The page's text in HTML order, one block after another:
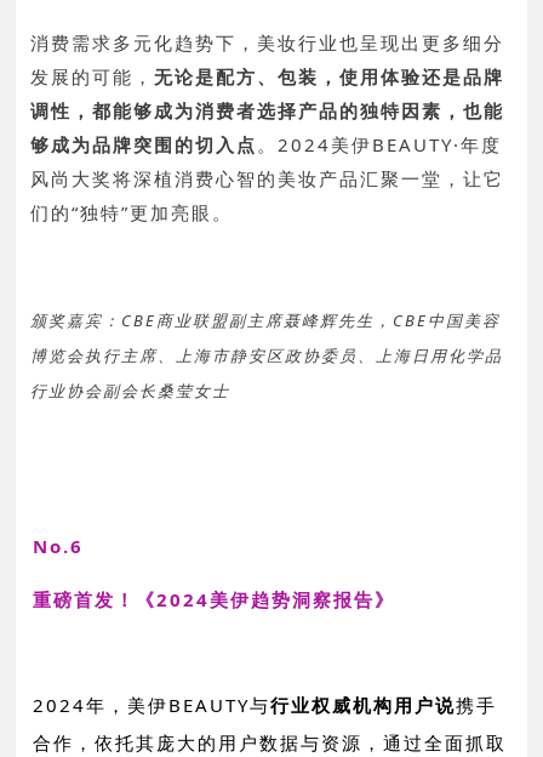
消费需求多元化趋势下，美妆行业也呈现出更多细分
发展的可能，无论是配方、包装，使用体验还是品牌
调性，都能够成为消费者选择产品的独特因素，也能
够成为品牌突围的切入点。2024美伊BEAUTY·年度
风尚大奖将深植消费心智的美妆产品汇聚一堂，让它
们的“独特”更加亮眼 。
颁奖嘉宾：CBE商业联盟副主席聂峰辉先生，CBE中国美容
博览会执行主席、上海市静安区政协委员、上海日用化学品
行业协会副会长桑莹女士
No.6
重磅首发！《2024美伊趋势洞察报告》
2024年，美伊BEAUTY与行业权威机构用户说携手
合作，依托其庞大的用户数据与资源，通过全面抓取